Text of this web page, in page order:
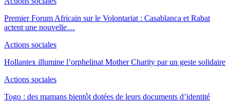
Premier Forum Africain sur le Volontariat : Casablanca et Rabat
actent une nouvelle…
Actions sociales
Hollantex illumine l’orphelinat Mother Charity par un geste solidaire
Actions sociales
Togo : des mamans bientôt dotées de leurs documents d’identité